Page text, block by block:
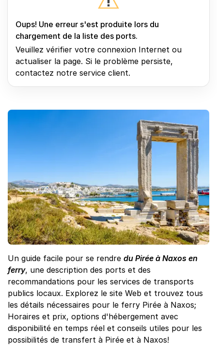
Un guide facile pour se rendre du Pirée à Naxos en
ferry, une description des ports et des
recommandations pour les services de transports
publics locaux. Explorez le site Web et trouvez tous
les détails nécessaires pour le ferry Pirée à Naxos;
Horaires et prix, options d'hébergement avec
disponibilité en temps réel et conseils utiles pour les
possibilités de transfert à Pirée et à Naxos!
Oups! Une erreur s'est produite lors du
chargement de la liste des ports.
Veuillez vérifier votre connexion Internet ou
actualiser la page. Si le problème persiste,
contactez notre service client.